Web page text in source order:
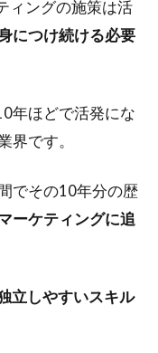
ィングの施策は活
につけ続ける必要
年ほどで活発にな
界です。
でその10年分の歴
ーケティングに追
立しやすいスキル